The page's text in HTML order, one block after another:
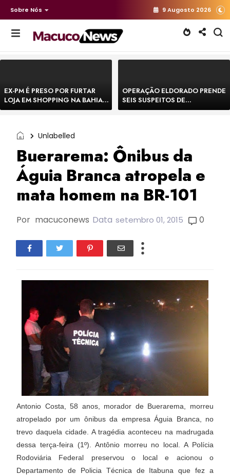
Sobre Nós 9 Augosto 2026
EX-PM É PRESO POR FURTAR
LOJA EM SHOPPING NA BAHIA E
ESCAPA CORRENDO DE
OPERAÇÃO ELDORADO PRENDE
SEIS SUSPEITOS DE
MOVIMENTAR R$ 25 MILHÕES
Unlabelled
Buerarema: Ônibus da
Águia Branca atropela e
mata homem na BR-101
Por macuconews Data setembro 01, 2015 0
Antonio Costa, 58 anos, morador de Buerarema, morreu
atropelado por um ônibus da empresa Águia Branca, no
trevo daquela cidade. A tragédia aconteceu na madrugada
dessa terça-feira (1º). Antônio morreu no local. A Polícia
Rodoviária Federal preservou o local e acionou o
Departamento de Policia Técnica de Itabuna que fez a